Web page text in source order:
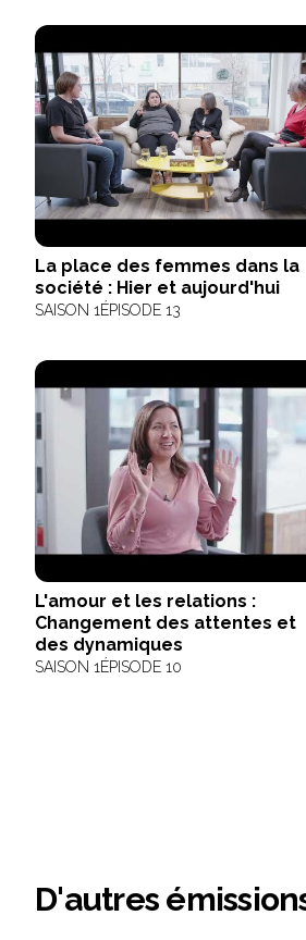
La place des femmes dans la
société : Hier et aujourd'hui
SAISON 1ÉPISODE 13
L'amour et les relations :
Changement des attentes et
des dynamiques
SAISON 1ÉPISODE 10
D'autres